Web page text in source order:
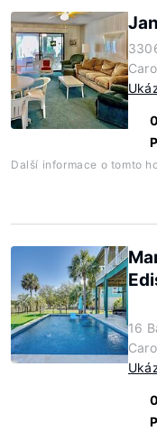
Další informace o tomto
16